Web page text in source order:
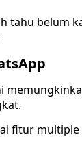
tahu belum
fitur